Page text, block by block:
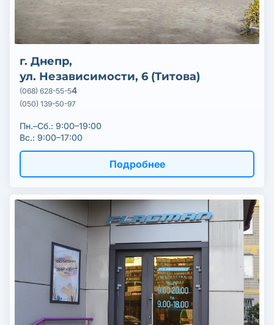
г. Днепр,
ул. Независимости, 6 (Титова)
​(068) 628-55-54
(050) 139-50-97
Пн.–Cб.: 9:00–19:00
Вс.: 9:00–17:00
Подробнее